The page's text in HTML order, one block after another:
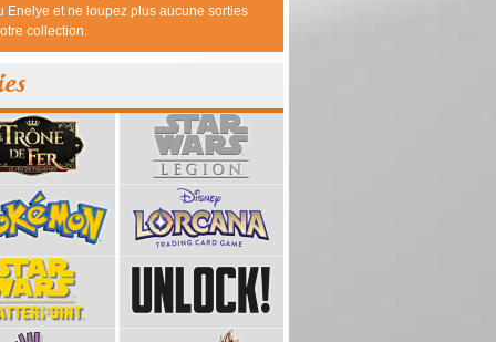
39,95 € 23,95 €
Enelye et ne loupez plus aucune sorties
collection.